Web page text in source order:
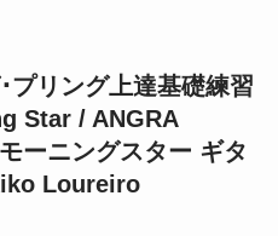
プリング上達基礎練習
Star / ANGRA
ーニングスター ギタ
Loureiro